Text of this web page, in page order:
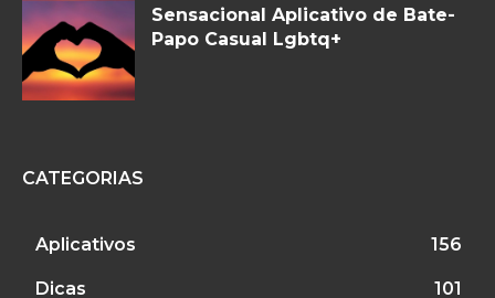
Sensacional Aplicativo de Bate-
Papo Casual Lgbtq+
CATEGORIAS
Aplicativos 156
Dicas 101